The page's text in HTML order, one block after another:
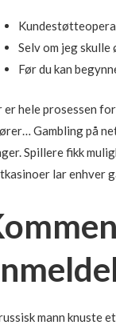
Selv om jeg
Før du kan
er hele prosessen
Gambling på
Spillere fikk
lar enhver
mann knuste